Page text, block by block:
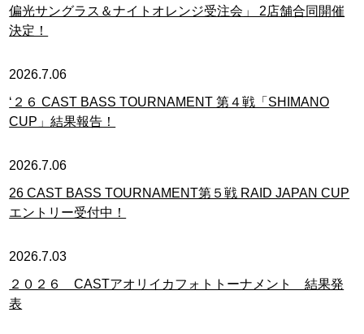
偏光サングラス＆ナイトオレンジ受注会」 2店舗合同開催
決定！
2026.7.06
‘２６ CAST BASS TOURNAMENT 第４戦「SHIMANO
CUP」結果報告！
2026.7.06
26 CAST BASS TOURNAMENT第５戦 RAID JAPAN CUP
エントリー受付中！
2026.7.03
２０２６ CASTアオリイカフォトトーナメント 結果発
表